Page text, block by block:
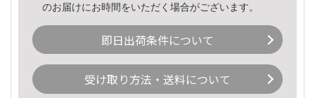
のお届けにお時間をいただく場合がございます。
即日出荷条件について
受け取り方法・送料について